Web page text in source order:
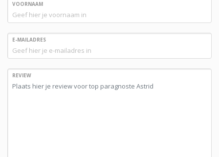
VOORNAAM
E-MAILADRES
REVIEW